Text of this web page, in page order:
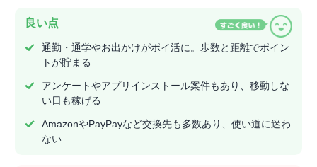
良い点
通勤・通学やお出かけがポイ活に。歩数と距離でポイン
トが貯まる
アンケートやアプリインストール案件もあり、移動しな
い日も稼げる
AmazonやPayPayなど交換先も多数あり、使い道に迷わ
ない